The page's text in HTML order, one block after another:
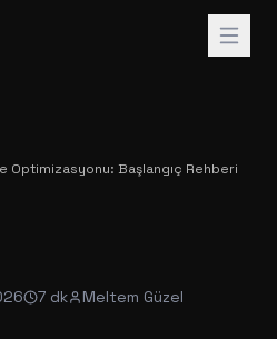
Optimizasyonu: Başlangıç Rehberi
7 dk Meltem Güzel